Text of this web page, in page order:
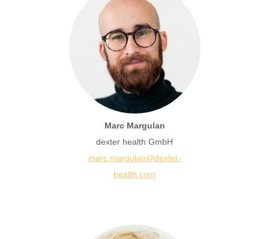
Marc Margulan
dexter health GmbH
marc.margulan@dexter-
health.com